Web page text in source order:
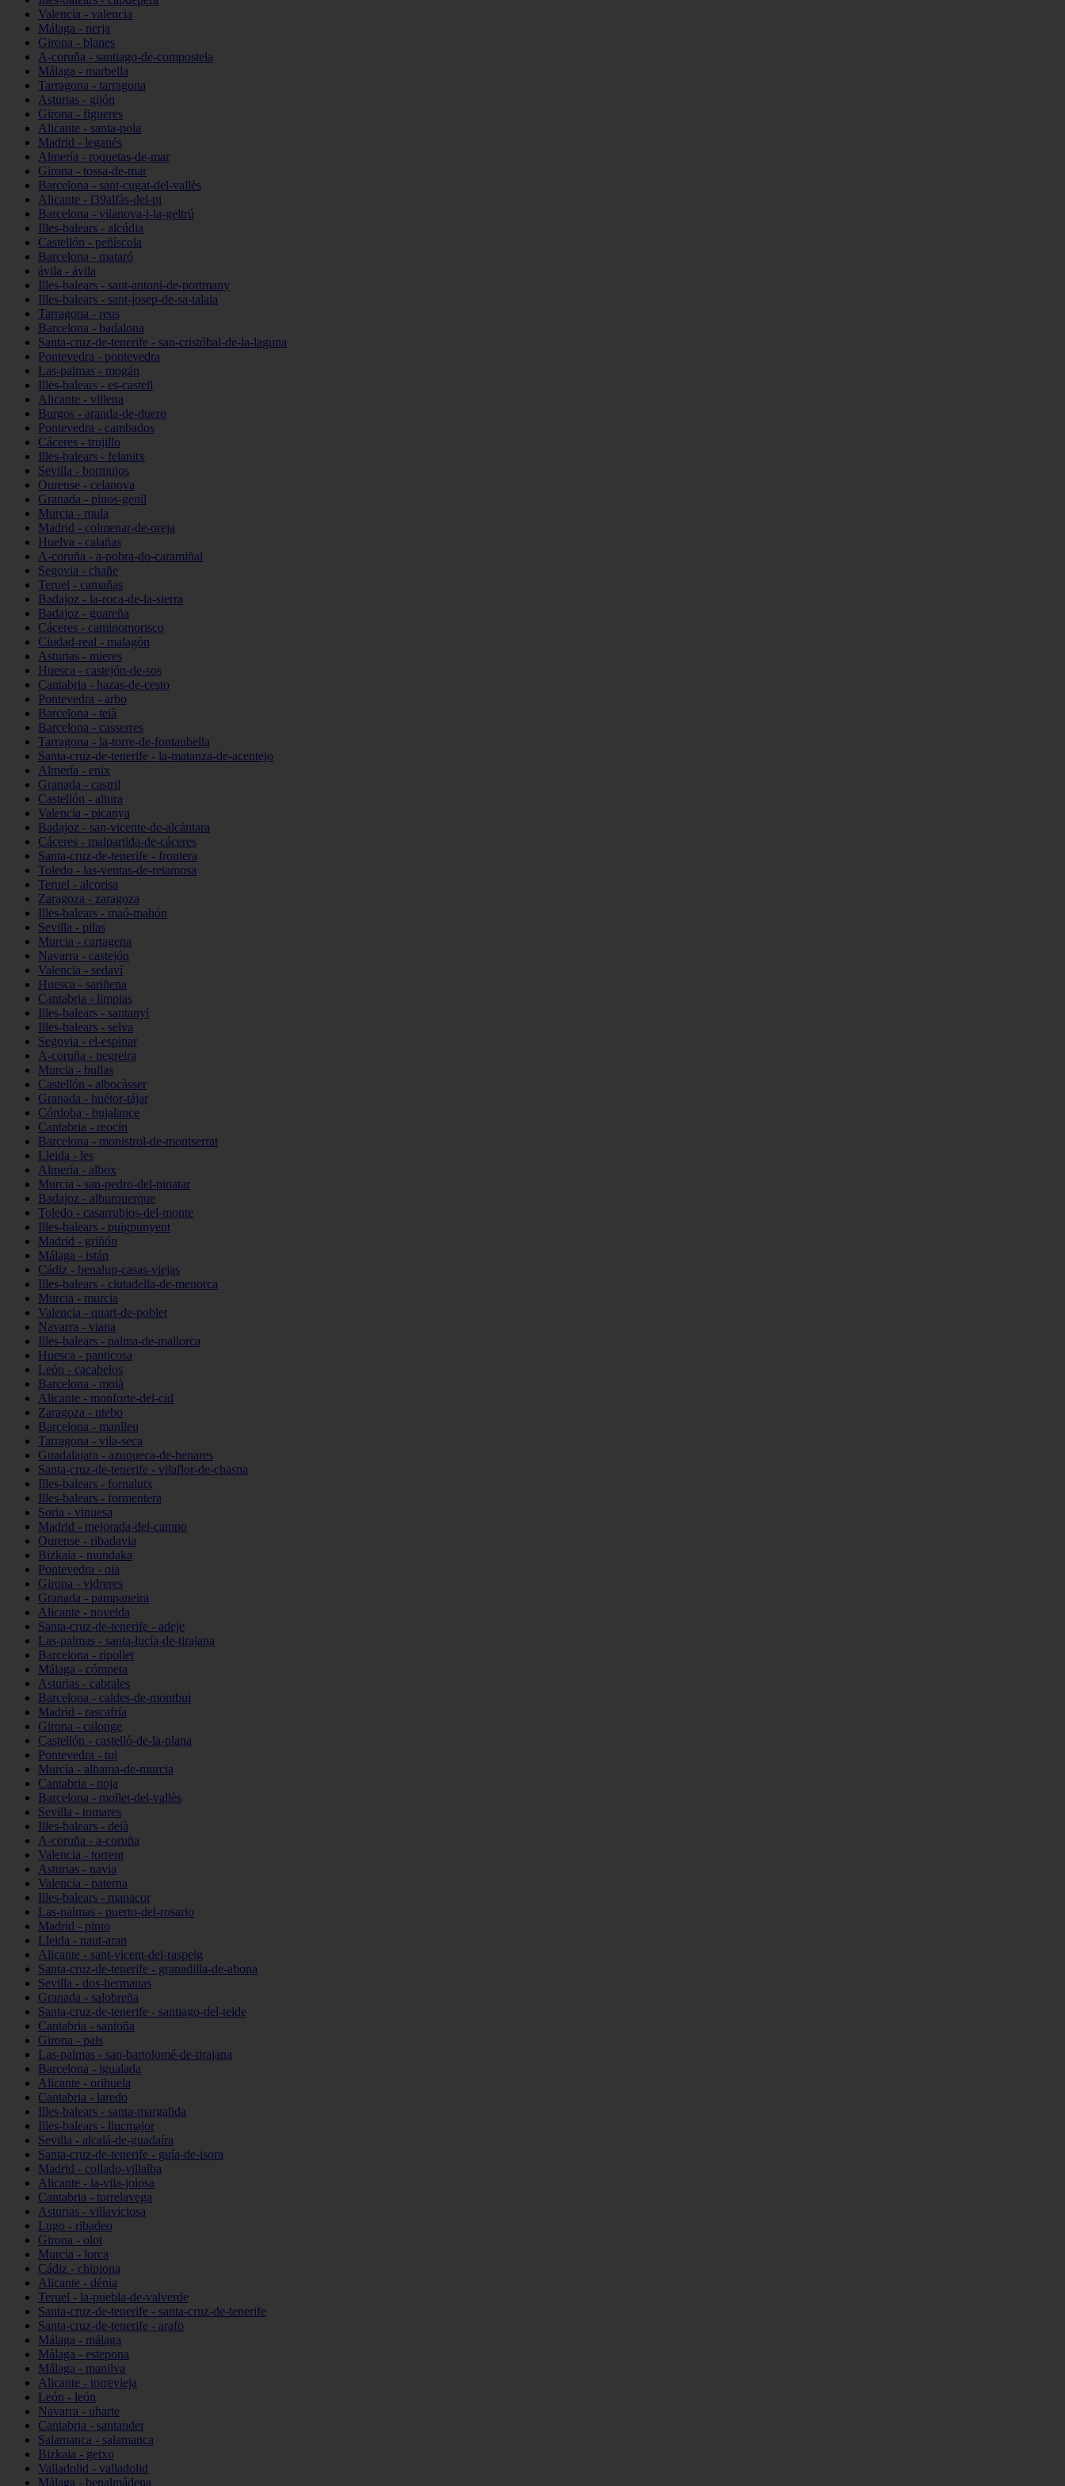
Valencia - valencia
Málaga - nerja
Girona - blanes
A-coruña - santiago-de-compostela
Málaga - marbella
Tarragona - tarragona
Asturias - gijón
Girona - figueres
Alicante - santa-pola
Madrid - leganés
Almería - roquetas-de-mar
Girona - tossa-de-mar
Barcelona - sant-cugat-del-vallès
Alicante - l39alfàs-del-pi
Barcelona - vilanova-i-la-geltrú
Illes-balears - alcúdia
Castellón - peñíscola
Barcelona - mataró
ávila - ávila
Illes-balears - sant-antoni-de-portmany
Illes-balears - sant-josep-de-sa-talaia
Tarragona - reus
Barcelona - badalona
Santa-cruz-de-tenerife - san-cristóbal-de-la-laguna
Pontevedra - pontevedra
Las-palmas - mogán
Illes-balears - es-castell
Alicante - villena
Burgos - aranda-de-duero
Pontevedra - cambados
Cáceres - trujillo
Illes-balears - felanitx
Sevilla - bormujos
Ourense - celanova
Granada - pinos-genil
Murcia - mula
Madrid - colmenar-de-oreja
Huelva - calañas
A-coruña - a-pobra-do-caramiñal
Segovia - chañe
Teruel - camañas
Badajoz - la-roca-de-la-sierra
Badajoz - guareña
Cáceres - caminomorisco
Ciudad-real - malagón
Asturias - mieres
Huesca - castejón-de-sos
Cantabria - hazas-de-cesto
Pontevedra - arbo
Barcelona - teià
Barcelona - casserres
Tarragona - la-torre-de-fontaubella
Santa-cruz-de-tenerife - la-matanza-de-acentejo
Almería - enix
Granada - castril
Castellón - altura
Valencia - picanya
Badajoz - san-vicente-de-alcántara
Cáceres - malpartida-de-cáceres
Santa-cruz-de-tenerife - frontera
Toledo - las-ventas-de-retamosa
Teruel - alcorisa
Zaragoza - zaragoza
Illes-balears - maó-mahón
Sevilla - pilas
Murcia - cartagena
Navarra - castejón
Valencia - sedaví
Huesca - sariñena
Cantabria - limpias
Illes-balears - santanyí
Illes-balears - selva
Segovia - el-espinar
A-coruña - negreira
Murcia - bullas
Castellón - albocàsser
Granada - huétor-tájar
Córdoba - bujalance
Cantabria - reocín
Barcelona - monistrol-de-montserrat
Lleida - les
Almería - albox
Murcia - san-pedro-del-pinatar
Badajoz - alburquerque
Toledo - casarrubios-del-monte
Illes-balears - puigpunyent
Madrid - griñón
Málaga - istán
Cádiz - benalup-casas-viejas
Illes-balears - ciutadella-de-menorca
Murcia - murcia
Valencia - quart-de-poblet
Navarra - viana
Illes-balears - palma-de-mallorca
Huesca - panticosa
León - cacabelos
Barcelona - moià
Alicante - monforte-del-cid
Zaragoza - utebo
Barcelona - manlleu
Tarragona - vila-seca
Guadalajara - azuqueca-de-henares
Santa-cruz-de-tenerife - vilaflor-de-chasna
Illes-balears - fornalutx
Illes-balears - formentera
Soria - vinuesa
Madrid - mejorada-del-campo
Ourense - ribadavia
Bizkaia - mundaka
Pontevedra - oia
Girona - vidreres
Granada - pampaneira
Alicante - novelda
Santa-cruz-de-tenerife - adeje
Las-palmas - santa-lucía-de-tirajana
Barcelona - ripollet
Málaga - cómpeta
Asturias - cabrales
Barcelona - caldes-de-montbui
Madrid - rascafría
Girona - calonge
Castellón - castelló-de-la-plana
Pontevedra - tui
Murcia - alhama-de-murcia
Cantabria - noja
Barcelona - mollet-del-vallès
Sevilla - tomares
Illes-balears - deià
A-coruña - a-coruña
Valencia - torrent
Asturias - navia
Valencia - paterna
Illes-balears - manacor
Las-palmas - puerto-del-rosario
Madrid - pinto
Lleida - naut-aran
Alicante - sant-vicent-del-raspeig
Santa-cruz-de-tenerife - granadilla-de-abona
Sevilla - dos-hermanas
Granada - salobreña
Santa-cruz-de-tenerife - santiago-del-teide
Cantabria - santoña
Girona - pals
Las-palmas - san-bartolomé-de-tirajana
Barcelona - igualada
Alicante - orihuela
Cantabria - laredo
Illes-balears - santa-margalida
Illes-balears - llucmajor
Sevilla - alcalá-de-guadaíra
Santa-cruz-de-tenerife - guía-de-isora
Madrid - collado-villalba
Alicante - la-vila-joiosa
Cantabria - torrelavega
Asturias - villaviciosa
Lugo - ribadeo
Girona - olot
Murcia - lorca
Cádiz - chipiona
Alicante - dénia
Teruel - la-puebla-de-valverde
Santa-cruz-de-tenerife - santa-cruz-de-tenerife
Santa-cruz-de-tenerife - arafo
Málaga - málaga
Málaga - estepona
Málaga - manilva
Alicante - torrevieja
León - león
Navarra - uharte
Cantabria - santander
Salamanca - salamanca
Bizkaia - getxo
Valladolid - valladolid
Málaga - benalmádena